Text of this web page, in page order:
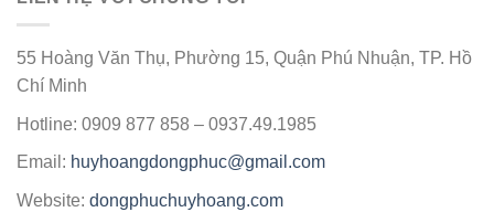
55 Hoàng Văn Thụ, Phường 15, Quận Phú Nhuận, TP. Hồ
Chí Minh
Hotline: 0909 877 858 – 0937.49.1985
Email: huyhoangdongphuc@gmail.com
Website: dongphuchuyhoang.com